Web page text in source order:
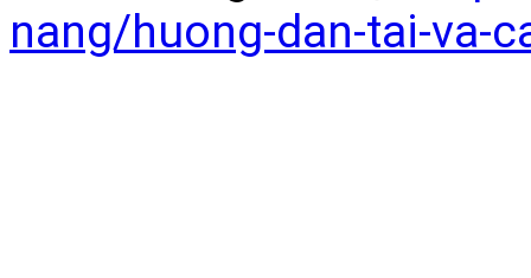
nang/huong-dan-tai-va-